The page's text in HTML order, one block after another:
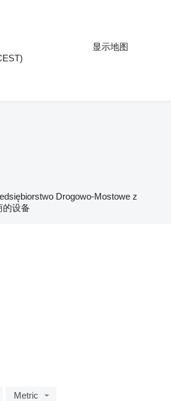
显示地图
Drogowo-Mostowe z
的设备
Metric